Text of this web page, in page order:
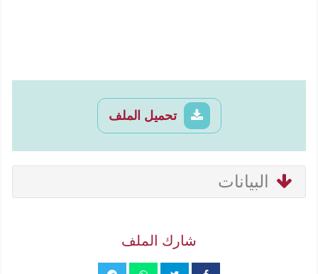
تحميل الملف
البيانات
شارك الملف